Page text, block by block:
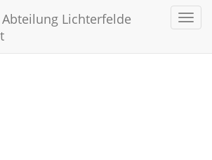
Abteilung Lichterfelde